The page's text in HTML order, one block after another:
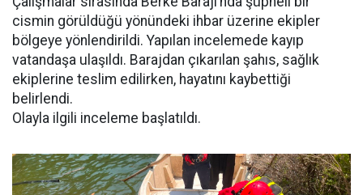
cismin görüldüğü yönündeki ihbar üzerine ekipler
bölgeye yönlendirildi. Yapılan incelemede kayıp
vatandaşa ulaşıldı. Barajdan çıkarılan şahıs, sağlık
ekiplerine teslim edilirken, hayatını kaybettiği
belirlendi.
Olayla ilgili inceleme başlatıldı.